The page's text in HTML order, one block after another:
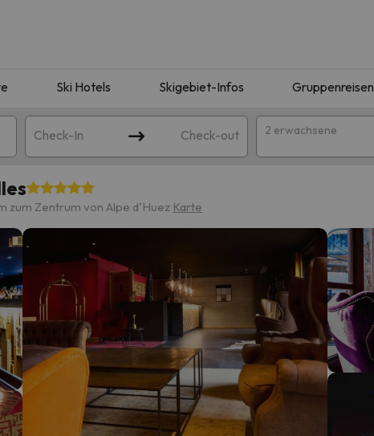
Ski Hotels Skigebiet-Infos Gruppenreisen
Check-In Check-out 2 erwachsene
Ihrer Suche entsprechen. Versuchen Sie, das Ziel zu ändern.
Sobald er seinen Kompass gefunden hat, wird er zurück sein.
zum Zentrum von Alpe d'Huez Karte